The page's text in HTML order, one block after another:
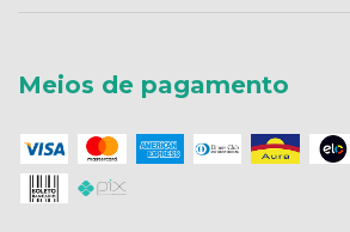
Meios de pagamento